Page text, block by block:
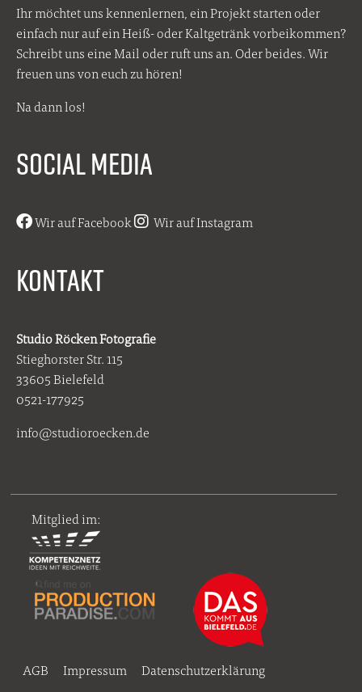
Ihr möchtet uns kennenlernen, ein Projekt starten oder
einfach nur auf ein Heiß- oder Kaltgetränk vorbeikommen?
Schreibt uns eine Mail oder ruft uns an. Oder beides. Wir
freuen uns von euch zu hören!
Na dann los!
SOCIAL MEDIA
Wir auf Facebook Wir auf Instagram
KONTAKT
Studio Röcken Fotografie
Stieghorster Str. 115
33605 Bielefeld
0521-177925
info@studioroecken.de
Mitglied im:
AGB Impressum Datenschutzerklärung